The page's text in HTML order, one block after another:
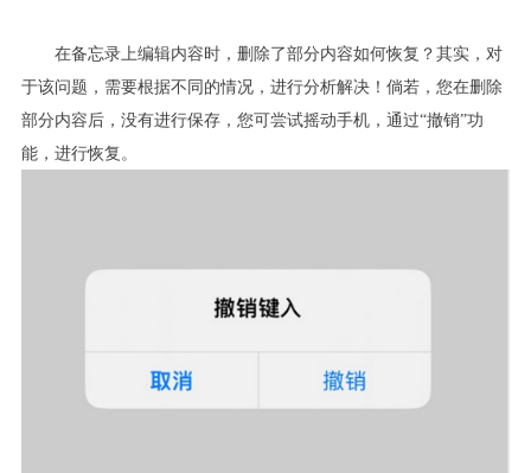
在备忘录上编辑内容时，删除了部分内容如何恢复？其实，对
于该问题，需要根据不同的情况，进行分析解决！倘若，您在删除
部分内容后，没有进行保存，您可尝试摇动手机，通过“撤销”功
能，进行恢复。